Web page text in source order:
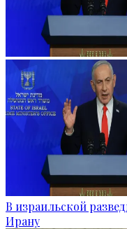
В израильской
Ирану